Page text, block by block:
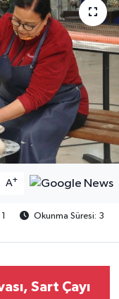
A+
1
Okunma Süresi: 3
Sart Çayı